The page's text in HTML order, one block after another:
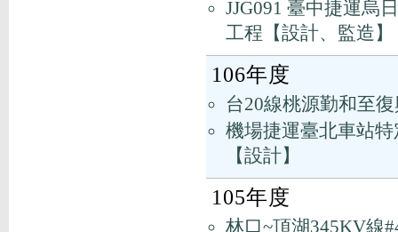
JJG091 臺中捷運烏
工程【設計、監造】
106年度
台20線桃源勤和至
機場捷運臺北車站
【設計】
105年度
林口~頂湖345KV線